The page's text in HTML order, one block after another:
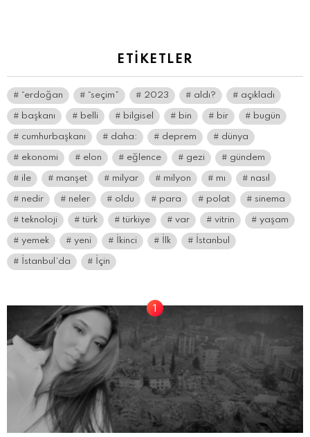
ETIKETLER
“erdoğan “seçim” 2023 aldı? açıkladı
başkanı belli bilgisel bin bir bugün
cumhurbaşkanı daha: deprem dünya
ekonomi elon eğlence gezi gündem
ile manşet milyar milyon mı nasıl
nedir neler oldu para polat sinema
teknoloji türk türkiye var vitrin yaşam
yemek yeni İkinci İlk İstanbul
İstanbul’da İçin